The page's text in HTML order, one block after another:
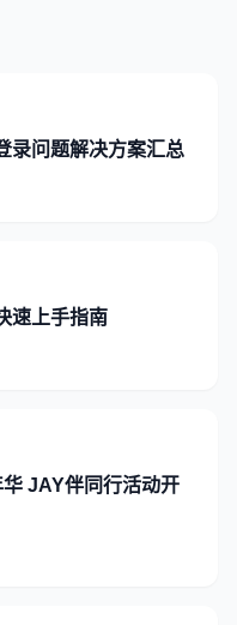
录问题解决方案汇总
速上手指南
华 JAY伴同行活动开